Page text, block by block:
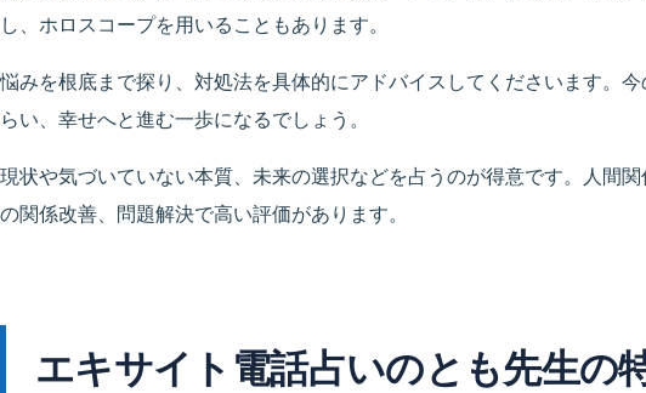
し、ホロスコープを用いることもあります。
悩みを根底まで探り、対処法を具体的にアドバイスしてくださいます。
らい、幸せへと進む一歩になるでしょう。
現状や気づいていない本質、未来の選択などを占うのが得意です。人間
の関係改善、問題解決で高い評価があります。
エキサイト電話占いのとも先生の